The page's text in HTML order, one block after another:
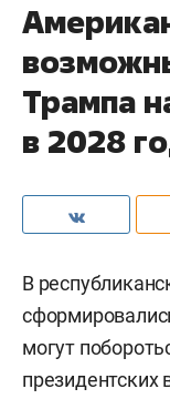
Трампа
в 2028
В
могут
президентских